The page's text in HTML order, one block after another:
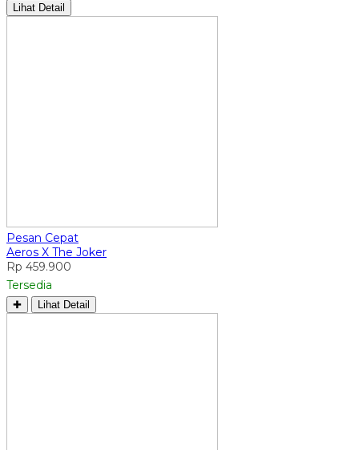
Lihat Detail
Pesan Cepat
Aeros X The Joker
Rp 459.900
Tersedia
✚ Lihat Detail